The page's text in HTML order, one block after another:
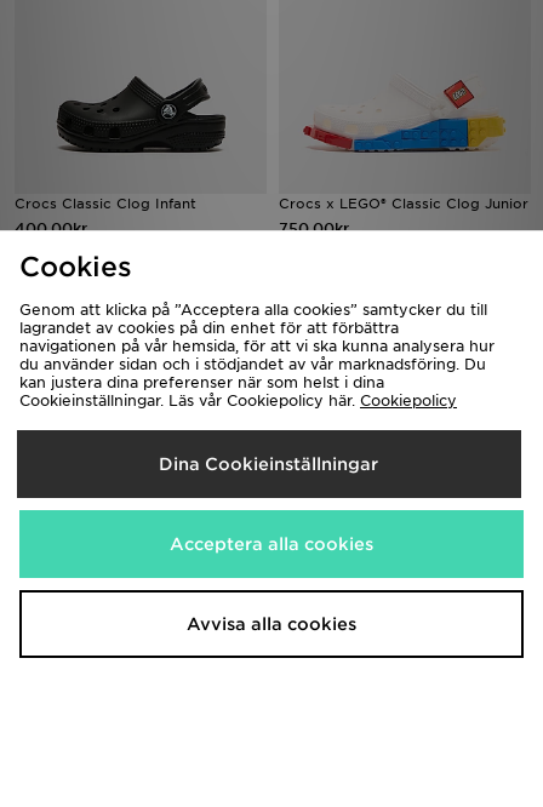
Crocs Classic Clog Infant
400.00kr
Crocs x LEGO® Classic Clog Junior
750.00kr
Crocs Synchro Max Clog Crocs Tofflor Herr
600.00kr
Cookies
Genom att klicka på ”Acceptera alla cookies” samtycker du till
lagrandet av cookies på din enhet för att förbättra
navigationen på vår hemsida, för att vi ska kunna analysera hur
du använder sidan och i stödjandet av vår marknadsföring. Du
kan justera dina preferenser när som helst i dina
Cookieinställningar. Läs vår Cookiepolicy här. Cookiepolicy
Dina Cookieinställningar
Acceptera alla cookies
Avvisa alla cookies